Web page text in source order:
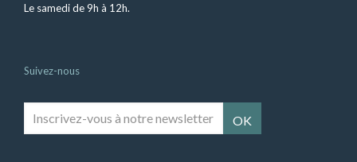
Le samedi de 9h à 12h.
Suivez-nous
vous